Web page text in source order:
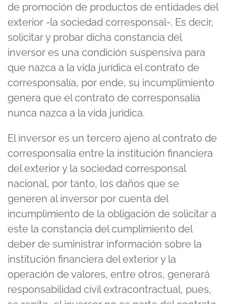
de promoción de productos de entidades del
exterior -la sociedad corresponsal-. Es decir,
solicitar y probar dicha constancia del
inversor es una condición suspensiva para
que nazca a la vida jurídica el contrato de
corresponsalía, por ende, su incumplimiento
genera que el contrato de corresponsalía
nunca nazca a la vida jurídica.
El inversor es un tercero ajeno al contrato de
corresponsalía entre la institución financiera
del exterior y la sociedad corresponsal
nacional, por tanto, los daños que se
generen al inversor por cuenta del
incumplimiento de la obligación de solicitar a
este la constancia del cumplimiento del
deber de suministrar información sobre la
institución financiera del exterior y la
operación de valores, entre otros, generará
responsabilidad civil extracontractual, pues,